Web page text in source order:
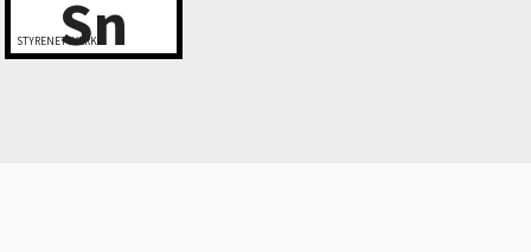
Sn
STYRENETTVERK